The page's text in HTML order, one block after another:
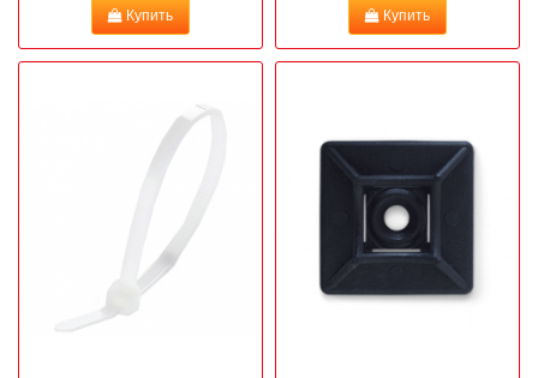
Купить Купить